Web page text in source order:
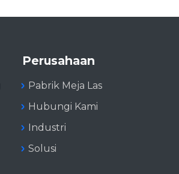
Perusahaan
Pabrik Meja Las
Hubungi Kami
Industri
Solusi